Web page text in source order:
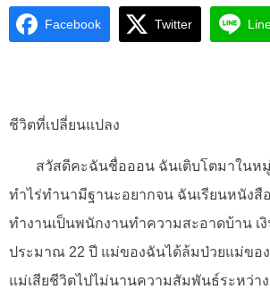
Facebook Twitter
ชีวิตที่เปลี่ยนแปลง
สวัสดีคะฉันชื่อออน ฉันเติบโตมาในห
ทำไร่ทำนามีฐานะอยากจน ฉันเรียนหนัง
ทำงานเป็นพนักงานทำความสะอาดบ้าน
ประมาณ 22 ปี แม่ของฉันได้ล้มป่วยแม่ขอ
แม่เสียชีวิตไปไม่นานความสัมพันธ์ระหว่า